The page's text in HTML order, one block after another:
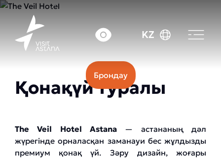
KZ
Бағасы: 100000 тг.
Брондау
Қонақүй туралы
The Veil Hotel Astana — астананың дәл
жүрегінде орналасқан заманауи бес жұлдызды
премиум қонақ үй. Зәру дизайн, жоғары